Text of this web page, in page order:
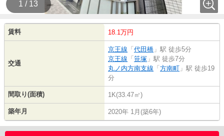
1 / 13
賃料 18.1万円
交通
京王線 「 代田橋 」駅 徒歩5分
京王線 「 笹塚 」駅 徒歩7分
丸ノ内方南支線 「 方南町 」駅 徒歩19
分
間取り(面積) 1K(33.47㎡)
築年月 2020年 1月(築6年)